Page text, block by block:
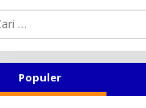
Populer